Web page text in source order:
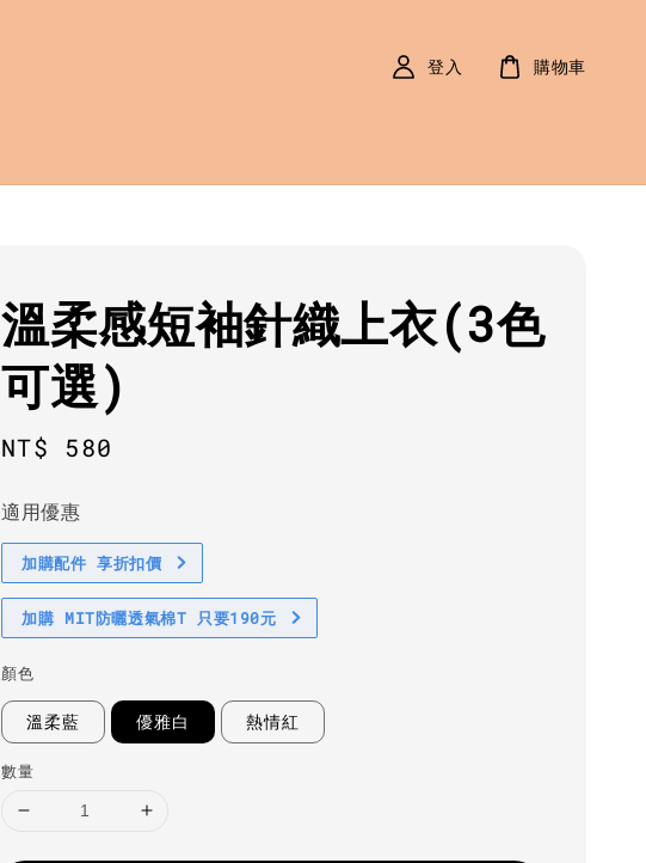
登入 購物車
溫柔感短袖針織上衣(3色
可選)
Regular
NT$ 580
適用優惠
加購配件 享折扣價
加購 MIT防曬透氣棉T 只要190元
顏色
溫柔藍 優雅白 熱情紅
數量